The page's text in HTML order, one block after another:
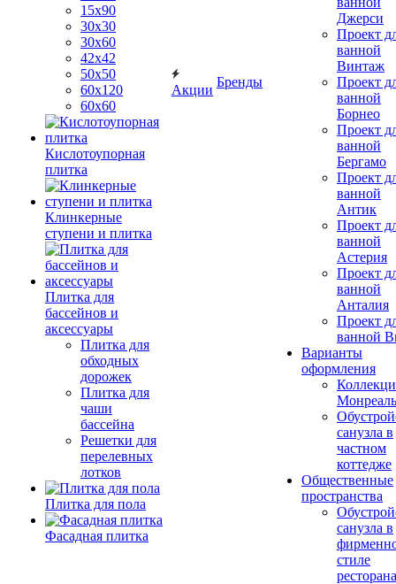
15x90
30х30
30х60
42х42
50х50
60х120
60х60
Кислотоупорная
плитка
Клинкерные
ступени и плитка
Плитка для
бассейнов и
аксессуары
Плитка для
обходных
дорожек
Плитка для
чаши
бассейна
Решетки для
перелевных
лотков
Плитка для пола
Фасадная плитка
Акции
Бренды
Джерси
Проект
ванной
Винтаж
Проект
ванной
Борнео
Проект
ванной
Бергамо
Проект
ванной
Антик
Проект
ванной
Астерия
Проект
ванной
Анталия
Проект
ванной
Варианты
оформления
Монреаль
санузла в
частном
коттедже
Общественные
пространства
санузла в
стиле
ресторана